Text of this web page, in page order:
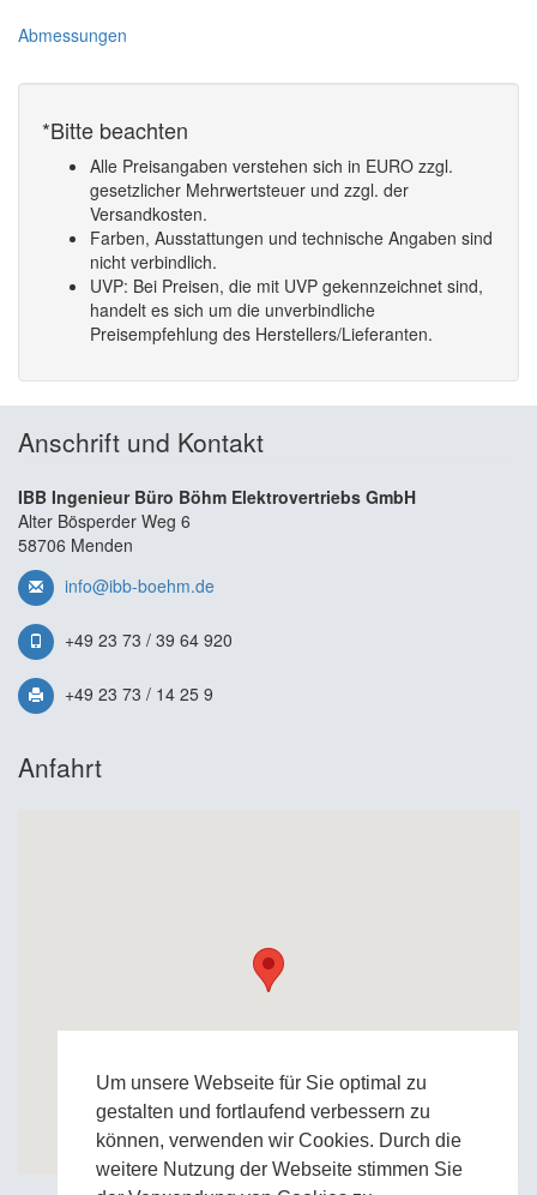
Um unsere Webseite für Sie optimal zu
gestalten und fortlaufend verbessern zu
können, verwenden wir Cookies. Durch die
weitere Nutzung der Webseite stimmen Sie
Abmessungen
*Bitte beachten
Alle Preisangaben verstehen sich in EURO zzgl.
gesetzlicher Mehrwertsteuer und zzgl. der
Versandkosten.
Farben, Ausstattungen und technische Angaben sind
nicht verbindlich.
UVP: Bei Preisen, die mit UVP gekennzeichnet sind,
handelt es sich um die unverbindliche
Preisempfehlung des Herstellers/Lieferanten.
Anschrift und Kontakt
IBB Ingenieur Büro Böhm Elektrovertriebs GmbH
Alter Bösperder Weg 6
58706 Menden
info@ibb-boehm.de
+49 23 73 / 39 64 920
+49 23 73 / 14 25 9
Anfahrt